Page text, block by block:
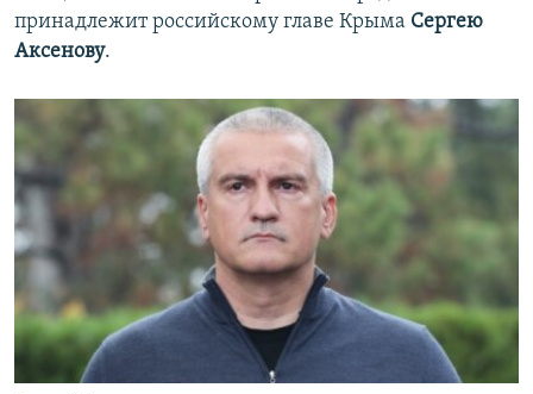
принадлежит российскому главе Крыма Сергею
Аксенову.